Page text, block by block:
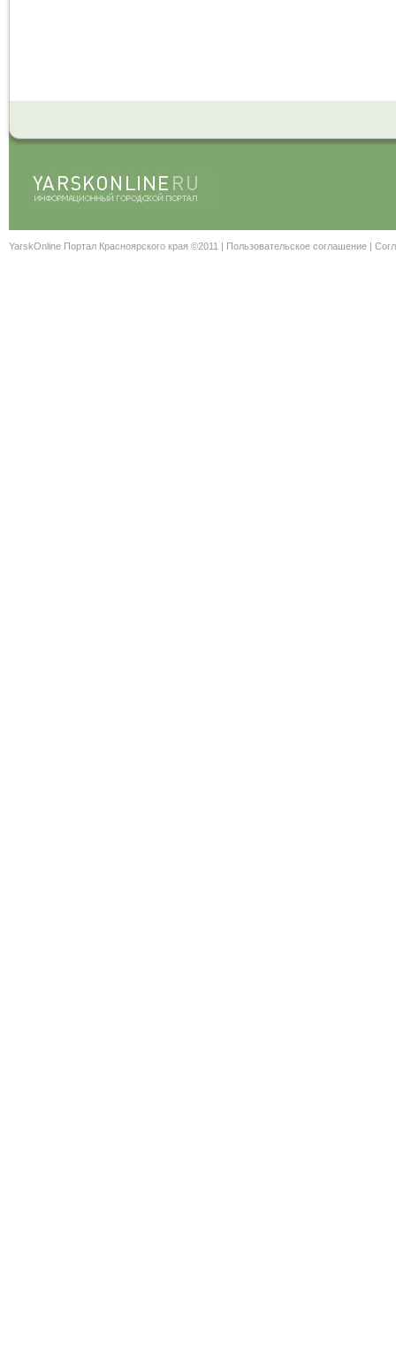
YarskOnline Портал Красноярского края ©2011 | Пользовательское соглашение |